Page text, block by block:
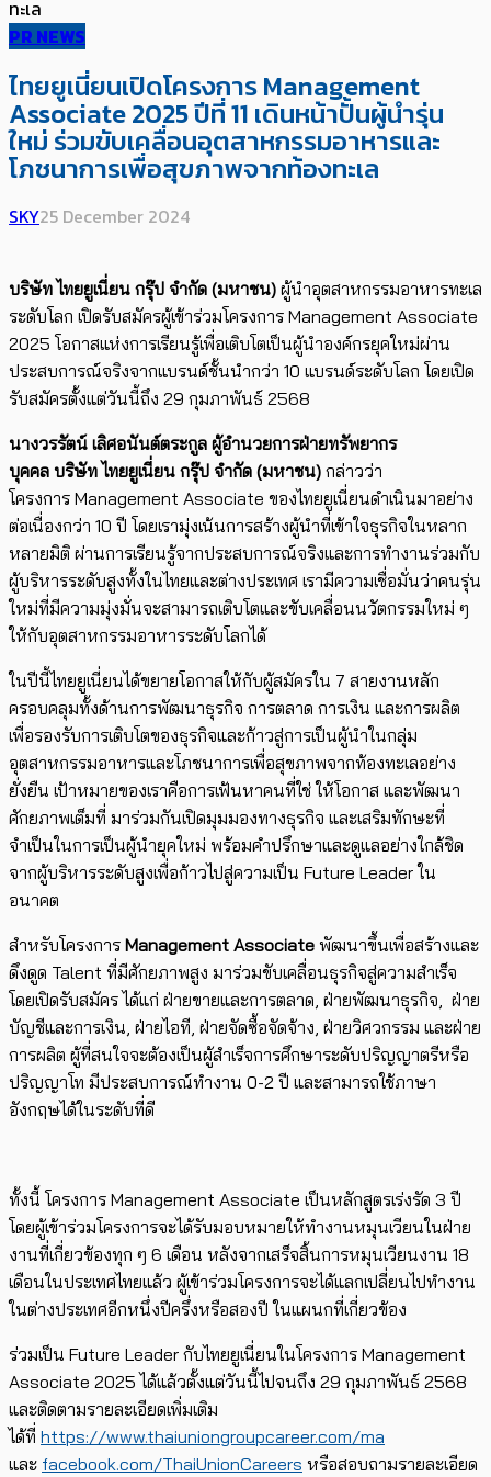
ทะเล
PR NEWS
ไทยยูเนี่ยนเปิดโครงการ Management
Associate 2025 ปีที่ 11 เดินหน้าปั้นผู้นำรุ่น
ใหม่ ร่วมขับเคลื่อนอุตสาหกรรมอาหารและ
โภชนาการเพื่อสุขภาพจากท้องทะเล
SKY25 December 2024
บริษัท ไทยยูเนี่ยน กรุ๊ป จำกัด (มหาชน) ผู้นำอุตสาหกรรมอาหารทะเล
ระดับโลก เปิดรับสมัครผู้เข้าร่วมโครงการ Management Associate
2025 โอกาสแห่งการเรียนรู้เพื่อเติบโตเป็นผู้นำองค์กรยุคใหม่ผ่าน
ประสบการณ์จริงจากแบรนด์ชั้นนำกว่า 10 แบรนด์ระดับโลก โดยเปิด
รับสมัครตั้งแต่วันนี้ถึง 29 กุมภาพันธ์ 2568
นางวรรัตน์ เลิศอนันต์ตระกูล ผู้อำนวยการฝ่ายทรัพยากร
บุคคล บริษัท ไทยยูเนี่ยน กรุ๊ป จำกัด (มหาชน) กล่าวว่า
โครงการ Management Associate ของไทยยูเนี่ยนดำเนินมาอย่าง
ต่อเนื่องกว่า 10 ปี โดยเรามุ่งเน้นการสร้างผู้นำที่เข้าใจธุรกิจในหลาก
หลายมิติ ผ่านการเรียนรู้จากประสบการณ์จริงและการทำงานร่วมกับ
ผู้บริหารระดับสูงทั้งในไทยและต่างประเทศ เรามีความเชื่อมั่นว่าคนรุ่น
ใหม่ที่มีความมุ่งมั่นจะสามารถเติบโตและขับเคลื่อนนวัตกรรมใหม่ ๆ
ให้กับอุตสาหกรรมอาหารระดับโลกได้
ในปีนี้ไทยยูเนี่ยนได้ขยายโอกาสให้กับผู้สมัครใน 7 สายงานหลัก
ครอบคลุมทั้งด้านการพัฒนาธุรกิจ การตลาด การเงิน และการผลิต
เพื่อรองรับการเติบโตของธุรกิจและก้าวสู่การเป็นผู้นำในกลุ่ม
อุตสาหกรรมอาหารและโภชนาการเพื่อสุขภาพจากท้องทะเลอย่าง
ยั่งยืน เป้าหมายของเราคือการเฟ้นหาคนที่ใช่ ให้โอกาส และพัฒนา
ศักยภาพเต็มที่ มาร่วมกันเปิดมุมมองทางธุรกิจ และเสริมทักษะที่
จำเป็นในการเป็นผู้นำยุคใหม่ พร้อมคำปรึกษาและดูแลอย่างใกล้ชิด
จากผู้บริหารระดับสูงเพื่อก้าวไปสู่ความเป็น Future Leader ใน
อนาคต
สำหรับโครงการ Management Associate พัฒนาขึ้นเพื่อสร้างและ
ดึงดูด Talent ที่มีศักยภาพสูง มาร่วมขับเคลื่อนธุรกิจสู่ความสำเร็จ
โดยเปิดรับสมัคร ได้แก่ ฝ่ายขายและการตลาด, ฝ่ายพัฒนาธุรกิจ, ฝ่าย
บัญชีและการเงิน, ฝ่ายไอที, ฝ่ายจัดซื้อจัดจ้าง, ฝ่ายวิศวกรรม และฝ่าย
การผลิต ผู้ที่สนใจจะต้องเป็นผู้สำเร็จการศึกษาระดับปริญญาตรีหรือ
ปริญญาโท มีประสบการณ์ทำงาน 0-2 ปี และสามารถใช้ภาษา
อังกฤษได้ในระดับที่ดี
ทั้งนี้ โครงการ Management Associate เป็นหลักสูตรเร่งรัด 3 ปี
โดยผู้เข้าร่วมโครงการจะได้รับมอบหมายให้ทำงานหมุนเวียนในฝ่าย
งานที่เกี่ยวข้องทุก ๆ 6 เดือน หลังจากเสร็จสิ้นการหมุนเวียนงาน 18
เดือนในประเทศไทยแล้ว ผู้เข้าร่วมโครงการจะได้แลกเปลี่ยนไปทำงาน
ในต่างประเทศอีกหนึ่งปีครึ่งหรือสองปี ในแผนกที่เกี่ยวข้อง
ร่วมเป็น Future Leader กับไทยยูเนี่ยนในโครงการ Management
Associate 2025 ได้แล้วตั้งแต่วันนี้ไปจนถึง 29 กุมภาพันธ์ 2568
และติดตามรายละเอียดเพิ่มเติม
ได้ที่ https://www.thaiuniongroupcareer.com/ma
และ facebook.com/ThaiUnionCareers หรือสอบถามรายละเอียด